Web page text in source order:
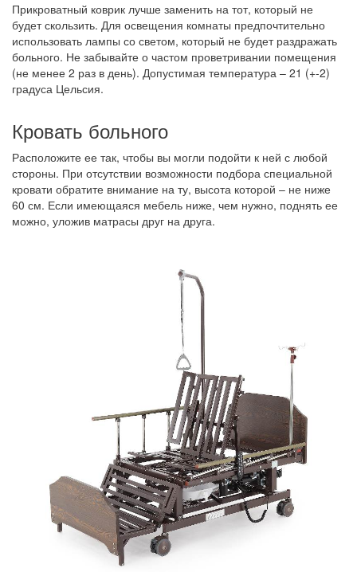
Прикроватный коврик лучше заменить на тот, который не
будет скользить. Для освещения комнаты предпочтительно
использовать лампы со светом, который не будет раздражать
больного. Не забывайте о частом проветривании помещения
(не менее 2 раз в день). Допустимая температура – 21 (+-2)
градуса Цельсия.
Кровать больного
Расположите ее так, чтобы вы могли подойти к ней с любой
стороны. При отсутствии возможности подбора специальной
кровати обратите внимание на ту, высота которой – не ниже
60 см. Если имеющаяся мебель ниже, чем нужно, поднять ее
можно, уложив матрасы друг на друга.